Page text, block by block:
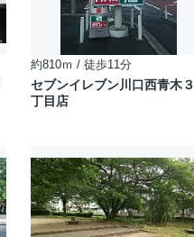
約810ｍ / 徒歩11分
セブンイレブン川口西青木３
丁目店